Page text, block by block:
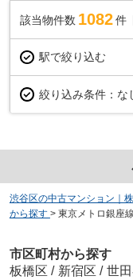
該当物件数 1082件
駅で絞り込む
絞り込み条件： な
渋谷区の中古マンション｜
から探す > 東京メトロ銀座
市区町村から探す
板橋区 / 新宿区 / 世